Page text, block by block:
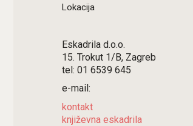
Lokacija
Eskadrila d.o.o.
15. Trokut 1/B, Zagreb
tel: 01 6539 645
e-mail:
kontakt
književna eskadrila